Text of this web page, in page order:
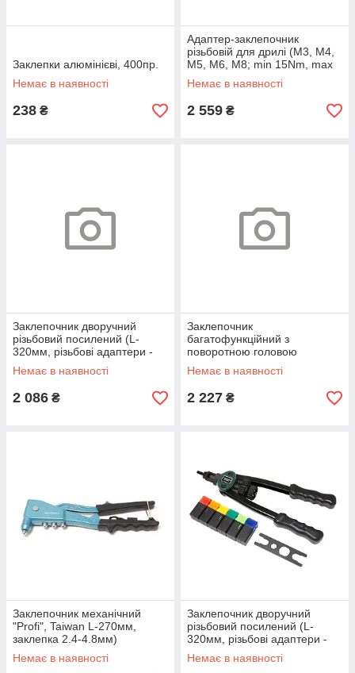
Заклепки алюмінієві, 400пр.
Немає в наявності
238 ₴
Адаптер-заклепочник
різьбовій для дрилі (М3, М4,
М5, М6, М8; min 15Nm, max
1000 об / хв), в блістері
Немає в наявності
2 559 ₴
Заклепочник дворучний
різьбовий посилений (L-
320мм, різьбові адаптери -
М3, М4, М5, М6, М8, М10)
Немає в наявності
2 086 ₴
Заклепочник
багатофункційний з
поворотною головою
(заклепки 2.4-4.8мм/гайки
М3-М6)
Немає в наявності
2 227 ₴
Заклепочник механічний
"Profi", Taiwan L-270мм,
заклепка 2.4-4.8мм)
Немає в наявності
Заклепочник дворучний
різьбовий посилений (L-
320мм, різьбові адаптери -
М3, М4, М5, М6, М8, М10)
Немає в наявності